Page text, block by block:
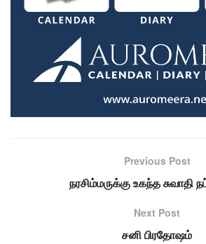
Previous Post
நரசிம்மருக்கு உகந்த சுவாதி
Next Post
சனி பிரதோஷம்